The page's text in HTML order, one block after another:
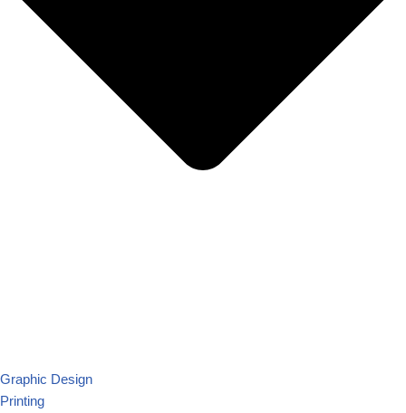
Graphic Design
Printing